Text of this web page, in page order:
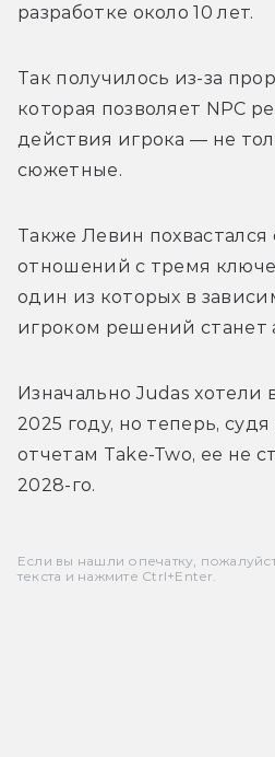
разработке около 10 лет.
Так получилось из-за
которая позволяет NPC
действия игрока — не
сюжетные.
Также Левин похвастался
отношений с тремя
один из которых в
игроком решений станет
Изначально Judas хотели
2025 году, но теперь,
отчетам Take-Two, ее не
2028-го.
Если вы нашли опечатку,
текста и нажмите Ctrl+Enter.